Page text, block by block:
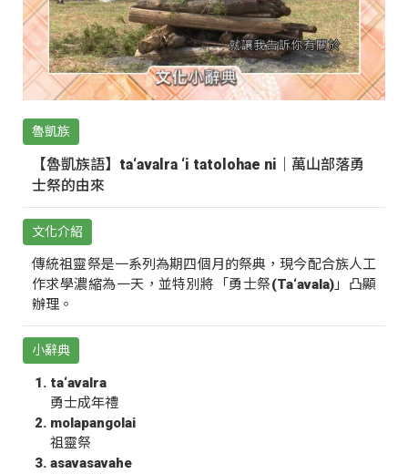
魯凱族
【魯凱族語】ta‘avalra ‘i tatolohae ni｜萬山部落勇
士祭的由來
文化介紹
傳統祖靈祭是一系列為期四個月的祭典，現今配合族人工
作求學濃縮為一天，並特別將「勇士祭(Ta‘avala)」凸顯
辦理。
小辭典
ta‘avalra
勇士成年禮
molapangolai
祖靈祭
asavasavahe